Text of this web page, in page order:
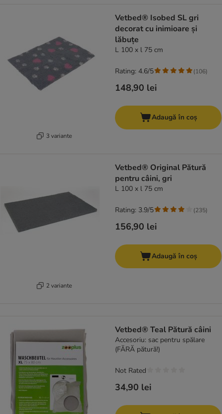
3 variante
Vetbed® Isobed SL gri
decorat cu inimioare și
lăbuțe
L 100 x l 75 cm
148,90 lei
Rating: 4.6/5 (106)
Adaugă în coș
2 variante
Vetbed® Original Pătură
pentru câini, gri
L 100 x l 75 cm
156,90 lei
Rating: 3.9/5 (235)
Adaugă în coș
Vetbed® Teal Pătură câini
Accesoriu: sac pentru spălare
(FĂRĂ pătură!)
34,90 lei
Not Rated